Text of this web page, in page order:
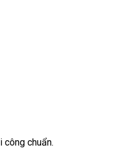
công chuẩn.